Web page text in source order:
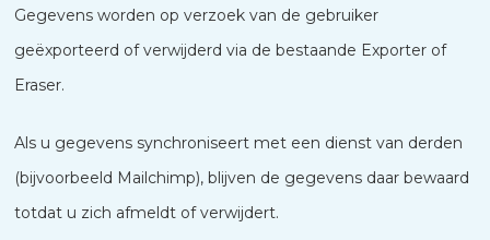
Gegevens worden op verzoek van de gebruiker
geëxporteerd of verwijderd via de bestaande Exporter of
Eraser.
Als u gegevens synchroniseert met een dienst van derden
(bijvoorbeeld Mailchimp), blijven de gegevens daar bewaard
totdat u zich afmeldt of verwijdert.